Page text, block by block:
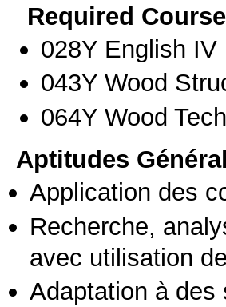
Required
028Υ English IV
043Υ Wood
064Υ Wood
Aptitudes
Application des
Recherche,
avec utilisation
Adaptation à des